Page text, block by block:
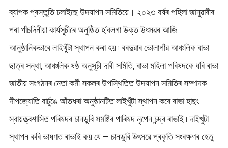
ব্যাপক প্ৰস্তুতি চলাইছে উদযাপন সমিতিয়ে। ২০২৩ বৰ্ষৰ পহিলা জানুৱাৰীৰ
পৰা পাঁচদিনীয়া কাৰ্যসূচীৰে অনুষ্ঠিত হ’বলগা উক্ত উৎসৱৰ আজি
আনুষ্ঠানিকভাবে লাইখুঁটা স্থাপন কৰা হয় ৷ বৰদুৱাৰ ভোলাগাঁৱ আঞ্চলিক ৰাভা
ছাত্ৰ সন্থা, আঞ্চলিক ষষ্ঠ অনুসূচী দাবী সমিতি, ৰাভা মহিলা পৰিষদকে ধৰি ৰাভা
জাতীয় সংগঠনৰ নেতা কৰ্মী সকলৰ উপস্থিতিত উদযাপন সমিতিৰ সম্পাদক
দীপজ্যোতি বাৰ্চুঙে আঁতধৰা অনুষ্ঠানটিত লাইখুঁটা স্থাপন কৰে ৰাভা হাছং
স্বায়ত্ত্বশাসিত পৰিষদৰ চানডুবি সমষ্টিৰ পাৰিষদ নৃপেন চন্দ্ৰ ৰাভাই ৷ দাইখুটা
স্থাপন কৰি ভাষণত ৰাভাই কয় যে – চানডুবি উৎসৱে প্ৰকৃতি সংৰক্ষণৰ হেতু